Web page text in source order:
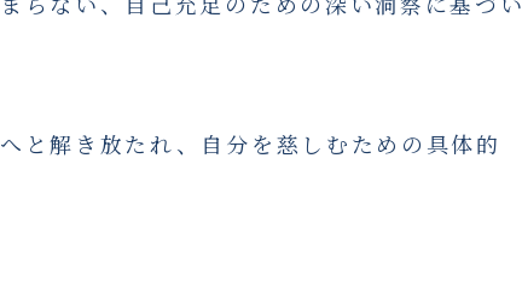
と解き放たれ、自分を慈しむための具体的